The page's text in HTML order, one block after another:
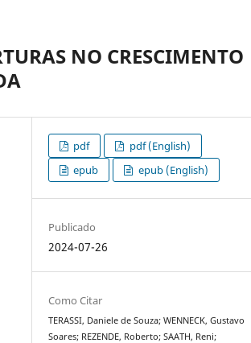
NO CRESCIMENTO
pdf
pdf (English)
epub
epub (English)
Publicado
2024-07-26
Como Citar
TERASSI, Daniele de Souza; WENNECK, Gustavo
Soares; REZENDE, Roberto; SAATH, Reni;